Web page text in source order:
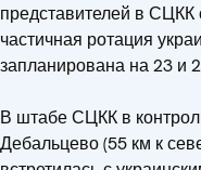
представителей в СЦКК
частичная ротация
запланирована на 23 и
В штабе СЦКК в
Дебальцево (55 км к